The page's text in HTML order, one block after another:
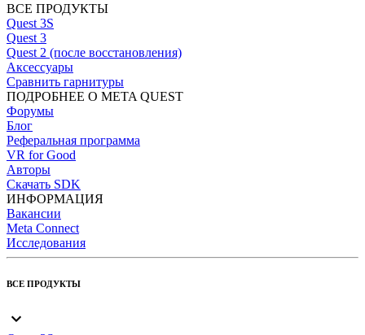
ВСЕ ПРОДУКТЫ
Quest 3S
Quest 3
Quest 2 (после восстановления)
Аксессуары
Сравнить гарнитуры
ПОДРОБНЕЕ О META QUEST
Форумы
Блог
Реферальная программа
VR for Good
Авторы
Скачать SDK
ИНФОРМАЦИЯ
Вакансии
Meta Connect
Исследования
ВСЕ ПРОДУКТЫ